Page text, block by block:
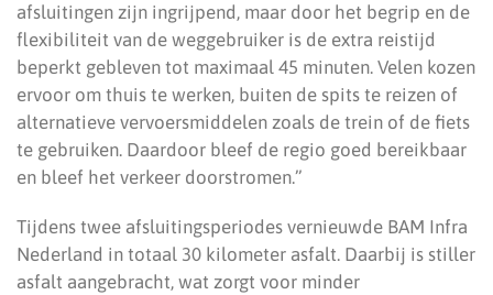
afsluitingen zijn ingrijpend, maar door het begrip en de
flexibiliteit van de weggebruiker is de extra reistijd
beperkt gebleven tot maximaal 45 minuten. Velen kozen
ervoor om thuis te werken, buiten de spits te reizen of
alternatieve vervoersmiddelen zoals de trein of de fiets
te gebruiken. Daardoor bleef de regio goed bereikbaar
en bleef het verkeer doorstromen.”
Tijdens twee afsluitingsperiodes vernieuwde BAM Infra
Nederland in totaal 30 kilometer asfalt. Daarbij is stiller
asfalt aangebracht, wat zorgt voor minder